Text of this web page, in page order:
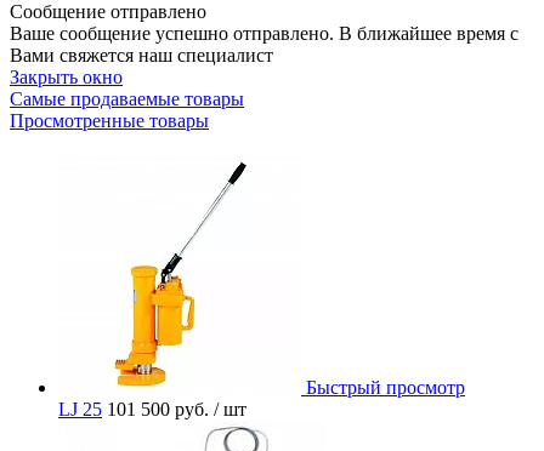
Сообщение отправлено
Ваше сообщение успешно отправлено. В ближайшее время с
Вами свяжется наш специалист
Закрыть окно
Самые продаваемые товары
Просмотренные товары
Быстрый просмотр
LJ 25 101 500 руб. / шт